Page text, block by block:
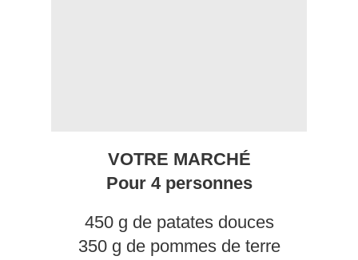
VOTRE MARCHÉ
Pour 4 personnes
450 g de patates douces
350 g de pommes de terre